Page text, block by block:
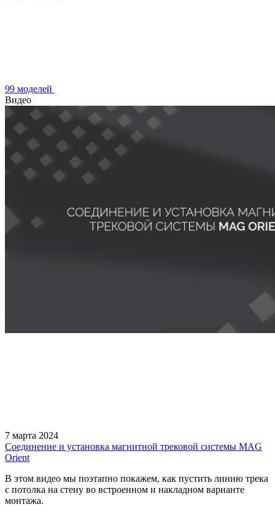
99 моделей
Видео
7 марта 2024
Соединение и установка магнитной трековой системы MAG
Orient
В этом видео мы поэтапно покажем, как пустить линию трека
с потолка на стену во встроенном и накладном варианте
монтажа.